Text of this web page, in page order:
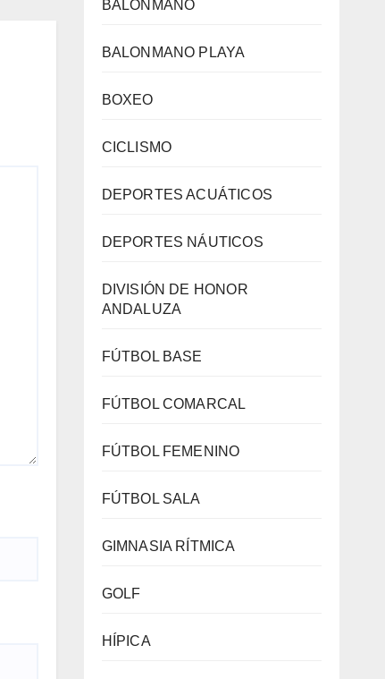
BALONMANO
BALONMANO PLAYA
BOXEO
CICLISMO
DEPORTES ACUÁTICOS
DEPORTES NÁUTICOS
DIVISIÓN DE HONOR
ANDALUZA
FÚTBOL BASE
FÚTBOL COMARCAL
FÚTBOL FEMENINO
FÚTBOL SALA
GIMNASIA RÍTMICA
GOLF
HÍPICA